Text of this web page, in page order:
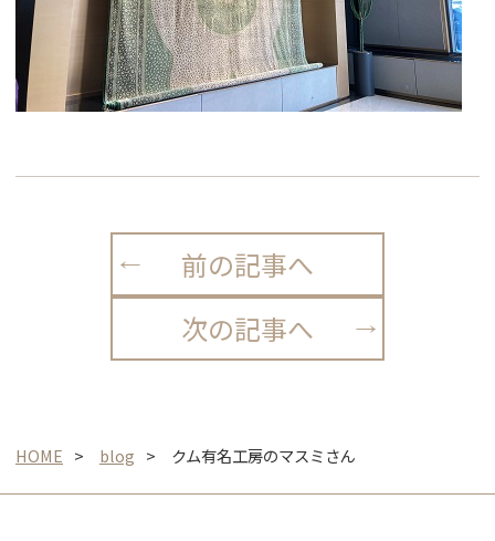
前の記事へ
次の記事へ
HOME blog クム有名工房のマスミさん